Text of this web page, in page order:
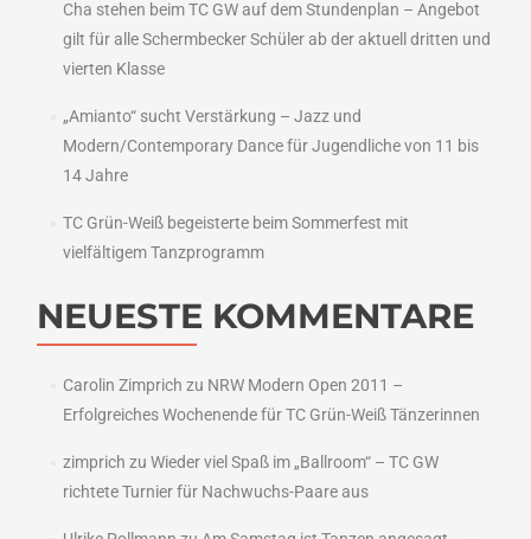
Cha stehen beim TC GW auf dem Stundenplan – Angebot
gilt für alle Schermbecker Schüler ab der aktuell dritten und
vierten Klasse
„Amianto“ sucht Verstärkung – Jazz und
Modern/Contemporary Dance für Jugendliche von 11 bis
14 Jahre
TC Grün-Weiß begeisterte beim Sommerfest mit
vielfältigem Tanzprogramm
NEUESTE KOMMENTARE
Carolin Zimprich zu NRW Modern Open 2011 –
Erfolgreiches Wochenende für TC Grün-Weiß Tänzerinnen
zimprich zu Wieder viel Spaß im „Ballroom“ – TC GW
richtete Turnier für Nachwuchs-Paare aus